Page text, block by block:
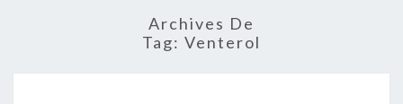
Archives De
Tag: Venterol